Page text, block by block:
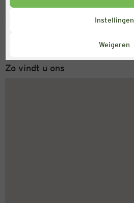
Instellingen
Weigeren
Servicenummer
Maandag tot vrijdag 8-18 uur
Zo vindt u ons